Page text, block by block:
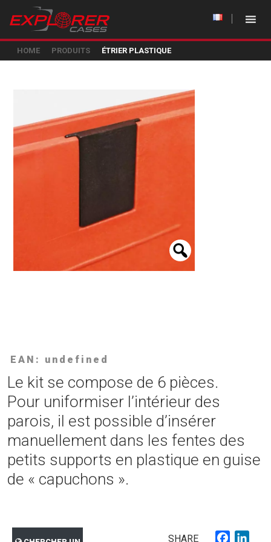
HOME PRODUITS ÉTRIER PLASTIQUE
EAN: undefined
Le kit se compose de 6 pièces.
Pour uniformiser l’intérieur des
parois, il est possible d’insérer
manuellement dans les fentes des
petits supports en plastique en guise
de « capuchons ».
SHARE